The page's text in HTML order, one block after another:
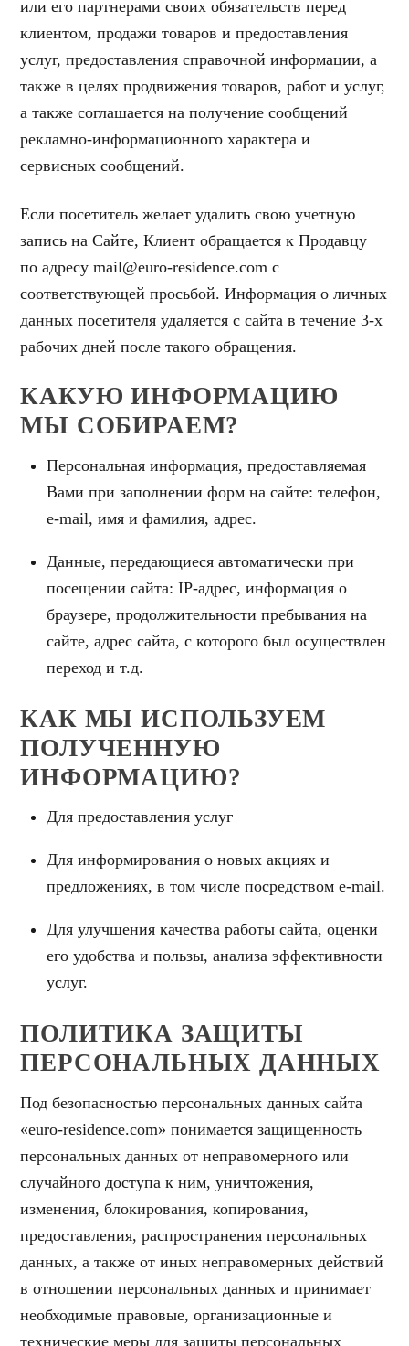
или его партнерами своих обязательств перед
клиентом, продажи товаров и предоставления
услуг, предоставления справочной информации, а
также в целях продвижения товаров, работ и услуг,
а также соглашается на получение сообщений
рекламно-информационного характера и
сервисных сообщений.
Если посетитель желает удалить свою учетную
запись на Сайте, Клиент обращается к Продавцу
по адресу mail@euro-residence.com с
соответствующей просьбой. Информация о личных
данных посетителя удаляется с сайта в течение 3-х
рабочих дней после такого обращения.
КАКУЮ ИНФОРМАЦИЮ
МЫ СОБИРАЕМ?
Персональная информация, предоставляемая
Вами при заполнении форм на сайте: телефон,
e-mail, имя и фамилия, адрес.
Данные, передающиеся автоматически при
посещении сайта: IP-адрес, информация о
браузере, продолжительности пребывания на
сайте, адрес сайта, с которого был осуществлен
переход и т.д.
КАК МЫ ИСПОЛЬЗУЕМ
ПОЛУЧЕННУЮ
ИНФОРМАЦИЮ?
Для предоставления услуг
Для информирования о новых акциях и
предложениях, в том числе посредством e-mail.
Для улучшения качества работы сайта, оценки
его удобства и пользы, анализа эффективности
услуг.
ПОЛИТИКА ЗАЩИТЫ
ПЕРСОНАЛЬНЫХ ДАННЫХ
Под безопасностью персональных данных сайта
«euro-residence.com» понимается защищенность
персональных данных от неправомерного или
случайного доступа к ним, уничтожения,
изменения, блокирования, копирования,
предоставления, распространения персональных
данных, а также от иных неправомерных действий
в отношении персональных данных и принимает
необходимые правовые, организационные и
технические меры для защиты персональных